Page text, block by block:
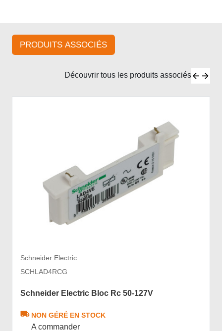
PRODUITS ASSOCIÉS
Découvrir tous les produits associés
Schneider Electric
SCHLAD4RCG
Schneider Electric Bloc Rc 50-127V
NON GÉRÉ EN STOCK
A commander